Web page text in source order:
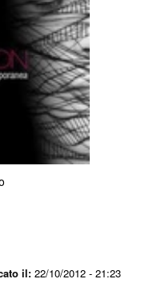
il: 22/10/2012 - 21:23